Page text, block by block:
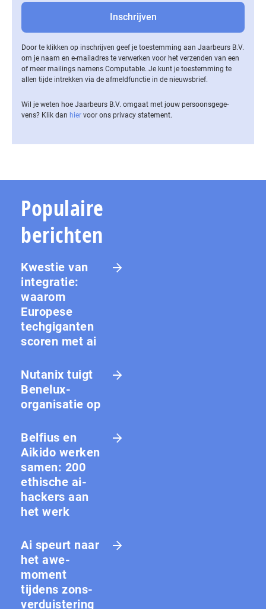
Door te klikken op inschrijven geef je toestemming aan Jaarbeurs B.V.
om je naam en e-mailadres te verwerken voor het verzenden van een
of meer mailings namens Computable. Je kunt je toestemming te
allen tijde intrekken via de af­meld­func­tie in de nieuwsbrief.
Wil je weten hoe Jaarbeurs B.V. omgaat met jouw per­soons­ge­ge­
vens? Klik dan hier voor ons privacy statement.
Populaire
berichten
Kwestie van
integratie:
waarom
Europese
techgiganten
scoren met ai
Nutanix tuigt
Benelux-
organisatie op
Belfius en
Aikido werken
samen: 200
ethische ai-
hackers aan
het werk
Ai speurt naar
het awe-
moment
tijdens zons­
ver­duis­te­ring